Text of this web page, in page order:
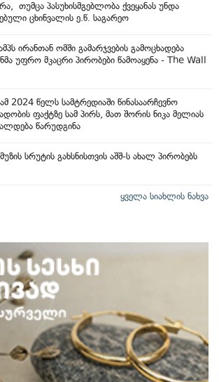
თუმცა პასუხისმგებლობა ქვეყანას უნდა
ცხინვალის ე.წ. საგარეო
ირანთან ომში გამარჯვების გამოცხადება
უფრო მკაცრი პირობები წამოაყენა - The Wall
2024 წელს სამტრედიაში წინასაარჩევნო
ფაქტზე სამ პირს, მათ შორის ნიკა მელიას
წარუდგინა
სრუტის გახსნისთვის აშშ-ს ახალ პირობებს
ყველა სიახლის ნახვა